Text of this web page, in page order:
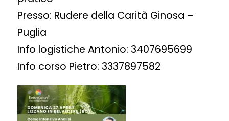
Presso: Rudere della Carità Ginosa –
Puglia
Info logistiche Antonio: 3407695699
Info corso Pietro: 3337897582